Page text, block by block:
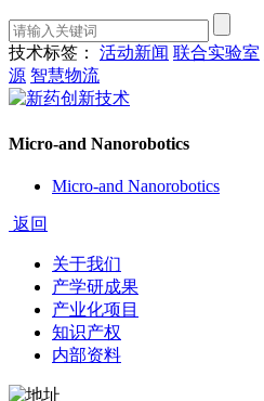
技术标签： 活动新闻 联合实验室
源 智慧物流
Micro-and Nanorobotics
Micro-and Nanorobotics
返回
关于我们
产学研成果
产业化项目
知识产权
内部资料